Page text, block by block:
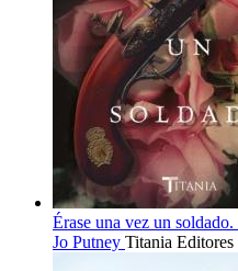
Érase una vez un
Jo Putney Titania Editores